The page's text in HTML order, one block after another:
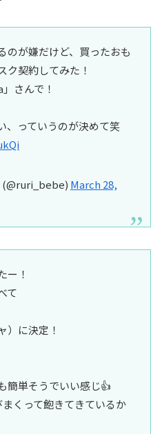
のが嫌だけど、買ったおも
ク契約してみた！
」さんで！
、っていうのが決めて笑
March 28,
ー！
て
）に決定！
簡単そうでいい感じ👍
くって飽きてきているか